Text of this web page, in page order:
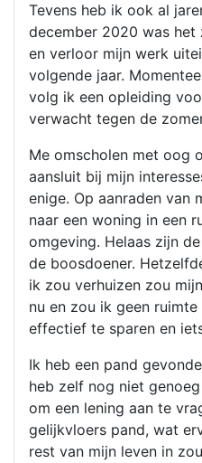
Tevens heb ik ook al
december 2020 was het
en verloor mijn werk
volgende jaar.
volg ik een opleiding
verwacht tegen de
Me omscholen met oog
aansluit bij mijn
enige. Op aanraden van
naar een woning in een
omgeving. Helaas zijn
de boosdoener.
ik zou verhuizen zou
nu en zou ik geen
effectief te sparen en
Ik heb een pand
heb zelf nog niet
om een lening aan te
gelijkvloers pand, wat
rest van mijn leven in